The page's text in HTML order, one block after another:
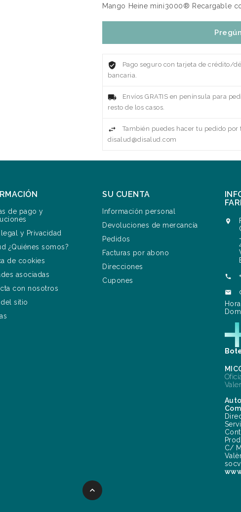
Mango Heine mini3000® Recargable
Pago seguro con tarjeta de crédito/
bancaria.
Envíos GRATIS en península para
resto de los casos.
También puedes hacer tu pedido
disalud@disalud.com
de pago y
y Privacidad
¿Quiénes somos?
de cookies
asociadas
con nosotros
del sitio
SU CUENTA
Información personal
Devoluciones de mercancía
Pedidos
Facturas por abono
Direcciones
Cupones



C/
